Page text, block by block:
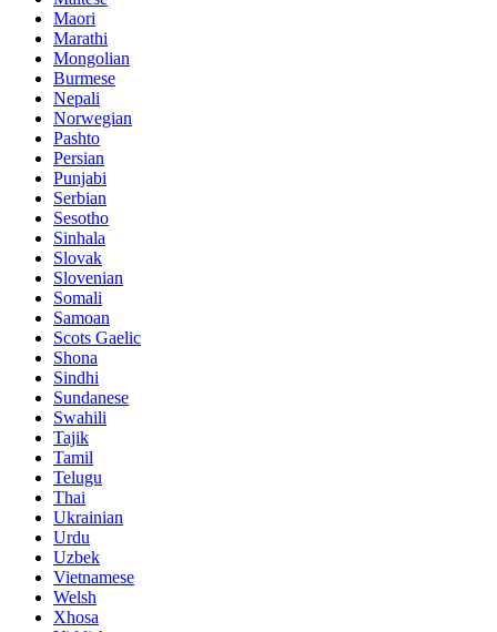
Maori
Marathi
Mongolian
Burmese
Nepali
Norwegian
Pashto
Persian
Punjabi
Serbian
Sesotho
Sinhala
Slovak
Slovenian
Somali
Samoan
Scots Gaelic
Shona
Sindhi
Sundanese
Swahili
Tajik
Tamil
Telugu
Thai
Ukrainian
Urdu
Uzbek
Vietnamese
Welsh
Xhosa